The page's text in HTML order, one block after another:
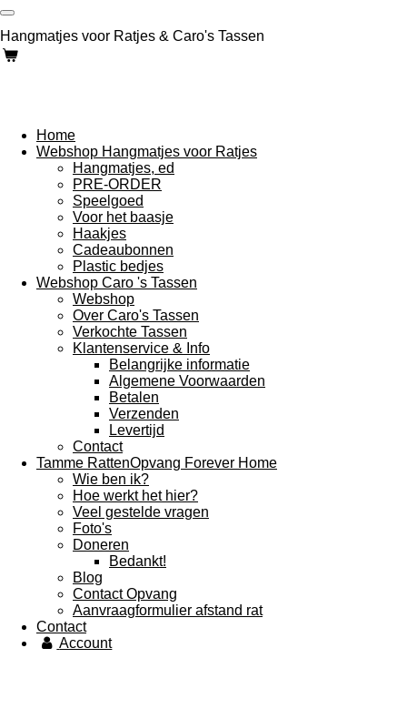
Ga
direct
naar
de
Hangmatjes voor Ratjes & Caro's Tassen
Home
Webshop Hangmatjes voor Ratjes
Hangmatjes, ed
PRE-ORDER
Speelgoed
Voor het baasje
Haakjes
Cadeaubonnen
Plastic bedjes
Webshop Caro 's Tassen
Webshop
Over Caro's Tassen
Verkochte Tassen
Klantenservice & Info
Belangrijke informatie
Algemene Voorwaarden
Betalen
Verzenden
Levertijd
Contact
Tamme RattenOpvang Forever Home
Wie ben ik?
Hoe werkt het hier?
Veel gestelde vragen
Foto's
Doneren
Bedankt!
Blog
Contact Opvang
Aanvraagformulier afstand rat
Contact
Account